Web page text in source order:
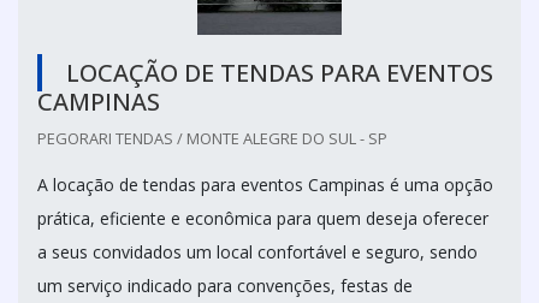
LOCAÇÃO DE TENDAS PARA EVENTOS
CAMPINAS
PEGORARI TENDAS / MONTE ALEGRE DO SUL - SP
A locação de tendas para eventos Campinas é uma opção
prática, eficiente e econômica para quem deseja oferecer
a seus convidados um local confortável e seguro, sendo
um serviço indicado para convenções, festas de